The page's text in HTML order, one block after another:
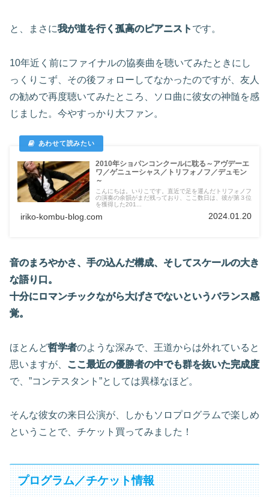
と、まさに我が道を行く孤高のピアニストです。
10年近く前にファイナルの協奏曲を聴いてみたときにし
っくりこず、その後フォローしてなかったのですが、友人
の勧めで再度聴いてみたところ、ソロ曲に彼女の神髄を感
じました。今やすっかり大ファン。
2010年ショパンコンクールに耽る～アヴデーエ
ワ／ゲニューシャス／トリフォノフ／デュモン
～
こんにちは。いりこです。直近で足を運んだトリフォノフ
の演奏の余韻がまだ残っており、ここ数日は、彼が第３位
を獲得した201...
iriko-kombu-blog.com 2024.01.20
音のまろやかさ、手の込んだ構成、そしてスケールの大き
な語り口。
十分にロマンチックながら大げさでないというバランス感
覚。
ほとんど哲学者のような深みで、王道からは外れていると
思いますが、 ここ最近の優勝者の中でも群を抜いた完成度
で、”コンテスタント”としては異様なほど。
そんな彼女の来日公演が、しかもソロプログラムで楽しめ
ということで、チケット買ってみました！
プログラム／チケット情報